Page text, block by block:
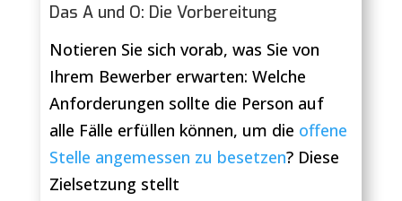
Das A und O: Die Vorbereitung
Notieren Sie sich vorab, was Sie von
Ihrem Bewerber erwarten: Welche
Anforderungen sollte die Person auf
alle Fälle erfüllen können, um die offene
Stelle angemessen zu besetzen? Diese
Zielsetzung stellt